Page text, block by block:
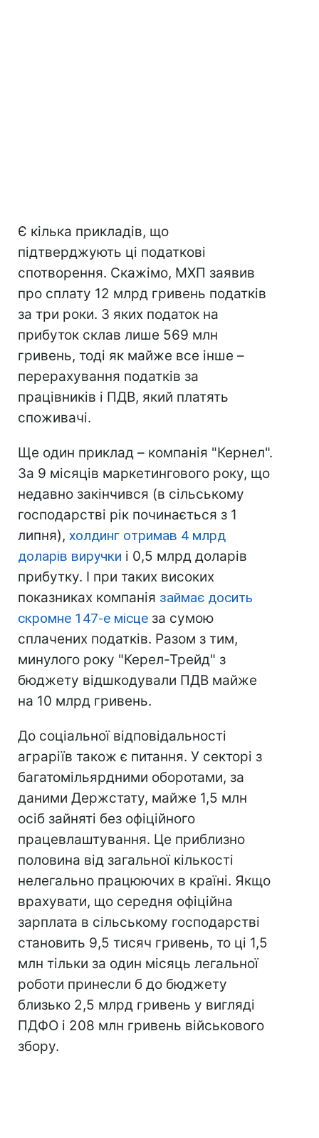
Є кілька прикладів, що
підтверджують ці податкові
спотворення. Скажімо, МХП заявив
про сплату 12 млрд гривень податків
за три роки. З яких податок на
прибуток склав лише 569 млн
гривень, тоді як майже все інше –
перерахування податків за
працівників і ПДВ, який платять
споживачі.
Ще один приклад – компанія "Кернел".
За 9 місяців маркетингового року, що
недавно закінчився (в сільському
господарстві рік починається з 1
липня), холдинг отримав 4 млрд
доларів виручки і 0,5 млрд доларів
прибутку. І при таких високих
показниках компанія займає досить
скромне 147-е місце за сумою
сплачених податків. Разом з тим,
минулого року "Керел-Трейд" з
бюджету відшкодували ПДВ майже
на 10 млрд гривень.
До соціальної відповідальності
аграріїв також є питання. У секторі з
багатомільярдними оборотами, за
даними Держстату, майже 1,5 млн
осіб зайняті без офіційного
працевлаштування. Це приблизно
половина від загальної кількості
нелегально працюючих в країні. Якщо
врахувати, що середня офіційна
зарплата в сільському господарстві
становить 9,5 тисяч гривень, то ці 1,5
млн тільки за один місяць легальної
роботи принесли б до бюджету
близько 2,5 млрд гривень у вигляді
ПДФО і 208 млн гривень військового
збору.